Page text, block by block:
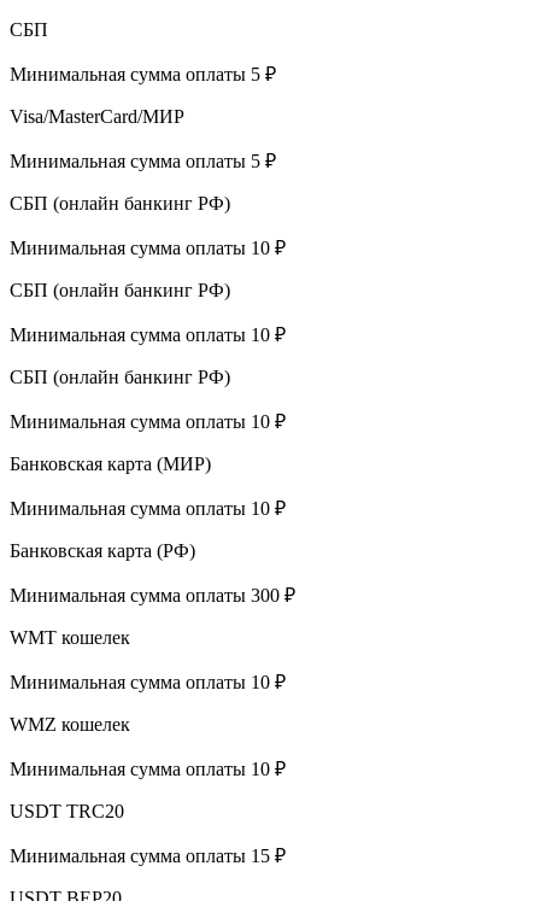
СБП
Минимальная сумма оплаты 5 ₽
Visa/MasterCard/МИР
Минимальная сумма оплаты 5 ₽
СБП (онлайн банкинг РФ)
Минимальная сумма оплаты 10 ₽
СБП (онлайн банкинг РФ)
Минимальная сумма оплаты 10 ₽
СБП (онлайн банкинг РФ)
Минимальная сумма оплаты 10 ₽
Банковская карта (МИР)
Минимальная сумма оплаты 10 ₽
Банковская карта (РФ)
Минимальная сумма оплаты 300 ₽
WMT кошелек
Минимальная сумма оплаты 10 ₽
WMZ кошелек
Минимальная сумма оплаты 10 ₽
USDT TRC20
Минимальная сумма оплаты 15 ₽